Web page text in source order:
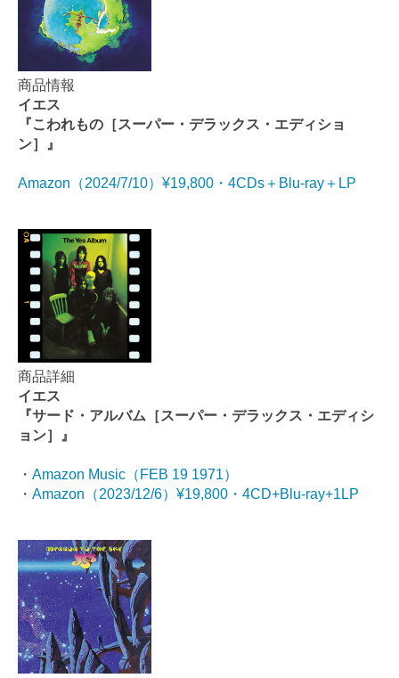
商品情報
イエス
『こわれもの［スーパー・デラックス・エディショ
ン］』
Amazon（2024/7/10）¥19,800・4CDs＋Blu-ray＋LP
商品詳細
イエス
『サード・アルバム［スーパー・デラックス・エディシ
ョン］』
・ Amazon Music（FEB 19 1971）
・ Amazon（2023/12/6）¥19,800・4CD+Blu-ray+1LP